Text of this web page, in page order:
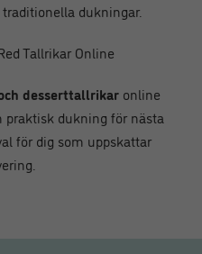
dukningar.
Tallrikar Online
desserttallrikar online
praktisk dukning för nästa
för dig som uppskattar